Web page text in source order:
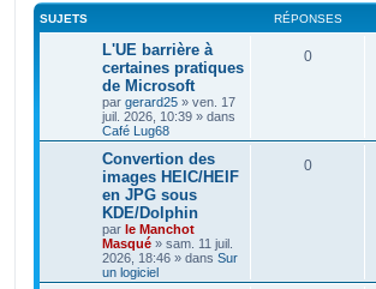
SUJETS RÉPONSES
L'UE barrière à
certaines pratiques
de Microsoft
par gerard25 » ven. 17
juil. 2026, 10:39 » dans
Café Lug68
0
Convertion des
images HEIC/HEIF
en JPG sous
KDE/Dolphin
par le Manchot
Masqué » sam. 11 juil.
2026, 18:46 » dans Sur
un logiciel
0